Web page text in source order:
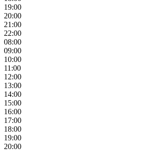
19:00
20:00
21:00
22:00
08:00
09:00
10:00
11:00
12:00
13:00
14:00
15:00
16:00
17:00
18:00
19:00
20:00